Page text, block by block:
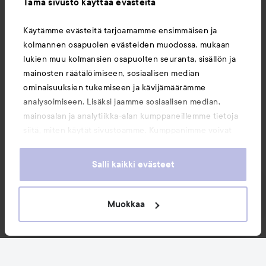
Käytämme evästeitä tarjoamamme ensimmäisen ja
kolmannen osapuolen evästeiden muodossa, mukaan
lukien muu kolmansien osapuolten seuranta, sisällön ja
mainosten räätälöimiseen, sosiaalisen median
ominaisuuksien tukemiseen ja kävijämäärämme
analysoimiseen. Lisäksi jaamme sosiaalisen median,
mainosalan ja analytiikka-alan kumppaneillemme tietoja
heille tai joita on kerätty, kun olet käyttänyt heidän
evästeiden käytön.
Salli kaikki evästeet
Muokkaa
Tietoja
Saattaisit myös tykätä
Copyright 2026